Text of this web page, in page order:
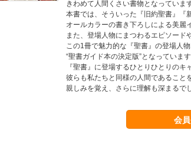
きわめて人間くさい書物となっています
本書では、そういった『旧約聖書』『
オールカラーの書き下ろしによる美麗
また、登場人物にまつわるエピソード
この1冊で魅力的な『聖書』の登場人
“聖書ガイド本の決定版”となっています
『聖書』に登場するひとりひとりのキ
彼らも私たちと同様の人間であること
親しみを覚え、さらに理解も深まるで
会